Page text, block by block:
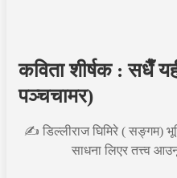
कविता शीर्षक : सधैँ
पञ्चचामर)
✍️ डिल्लीराज घिमिरे ( सङ्गम)
साधना लिएर तत्त्व